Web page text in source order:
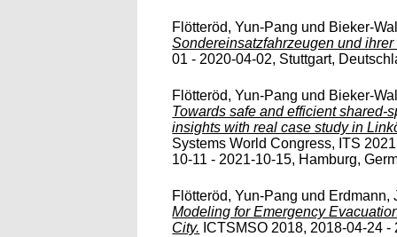
Flötteröd, Yun-Pang und Bieker-
Sondereinsatzfahrzeugen und
01 - 2020-04-02, Stuttgart,
Flötteröd, Yun-Pang und Bieker-
Towards safe and efficient shared-
insights with real case study in
Systems World Congress, ITS
10-11 - 2021-10-15, Hamburg,
Flötteröd, Yun-Pang und Erdmann,
Modeling for Emergency
City. ICTSMSO 2018, 2018-04-24